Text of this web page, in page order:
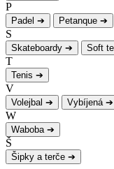
P
Padel ➔ Petanque ➔
S
Skateboardy ➔ Soft
T
Tenis ➔
V
Volejbal ➔ Vybíjená ➔
W
Waboba ➔
Š
Šipky a terče ➔